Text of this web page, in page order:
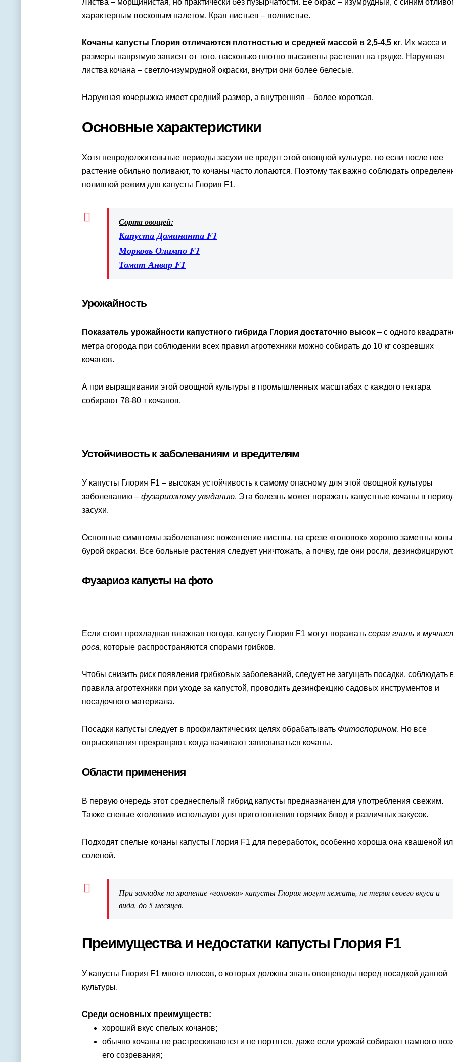
Листва – морщинистая, но практически без пузырчатости. Ее окрас – изумрудный, с синим
характерным восковым налетом. Края листьев – волнистые.
Кочаны капусты Глория отличаются плотностью и средней массой в 2,5-4,5 кг. Их масса и
размеры напрямую зависят от того, насколько плотно высажены растения на грядке. Наружная
листва кочана – светло-изумрудной окраски, внутри они более белесые.
Наружная кочерыжка имеет средний размер, а внутренняя – более короткая.
Основные характеристики
Хотя непродолжительные периоды засухи не вредят этой овощной культуре, но если после нее
растение обильно поливают, то кочаны часто лопаются. Поэтому так важно соблюдать
поливной режим для капусты Глория F1.
Сорта овощей:
Капуста Доминанта F1
Морковь Олимпо F1
Томат Анвар F1
Урожайность
Показатель урожайности капустного гибрида Глория достаточно высок – с одного
метра огорода при соблюдении всех правил агротехники можно собирать до 10 кг созревших
кочанов.
А при выращивании этой овощной культуры в промышленных масштабах с каждого гектара
собирают 78-80 т кочанов.
Устойчивость к заболеваниям и вредителям
У капусты Глория F1 – высокая устойчивость к самому опасному для этой овощной культуры
заболеванию – фузариозному увяданию. Эта болезнь может поражать капустные кочаны в
засухи.
Основные симптомы заболевания: пожелтение листвы, на срезе «головок» хорошо заметны
бурой окраски. Все больные растения следует уничтожать, а почву, где они росли, дезинфицируют.
Фузариоз капусты на фото
Если стоит прохладная влажная погода, капусту Глория F1 могут поражать серая гниль и
роса, которые распространяются спорами грибков.
Чтобы снизить риск появления грибковых заболеваний, следует не загущать посадки, соблюдать
правила агротехники при уходе за капустой, проводить дезинфекцию садовых инструментов и
посадочного материала.
Посадки капусты следует в профилактических целях обрабатывать Фитоспорином. Но все
опрыскивания прекращают, когда начинают завязываться кочаны.
Области применения
В первую очередь этот среднеспелый гибрид капусты предназначен для употребления свежим.
Также спелые «головки» используют для приготовления горячих блюд и различных закусок.
Подходят спелые кочаны капусты Глория F1 для переработок, особенно хороша она квашеной
соленой.
При закладке на хранение «головки» капусты Глория могут лежать, не теряя своего вкуса и
вида, до 5 месяцев.
Преимущества и недостатки капусты Глория F1
У капусты Глория F1 много плюсов, о которых должны знать овощеводы перед посадкой данной
культуры.
Среди основных преимуществ:
хороший вкус спелых кочанов;
обычно кочаны не растрескиваются и не портятся, даже если урожай собирают намного
его созревания;